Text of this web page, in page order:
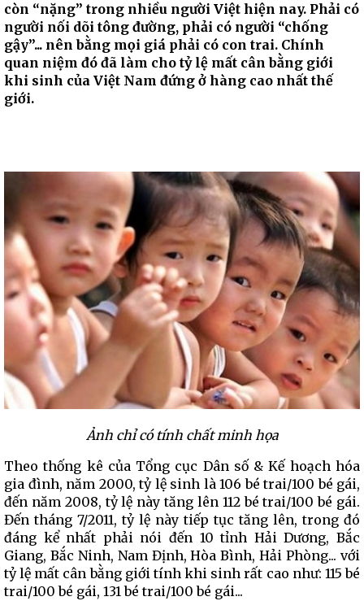
còn “nặng” trong nhiều người Việt hiện nay. Phải có
người nối dõi tông đường, phải có người “chống
gậy”... nên bằng mọi giá phải có con trai. Chính
quan niệm đó đã làm cho tỷ lệ mất cân bằng giới
khi sinh của Việt Nam đứng ở hàng cao nhất thế
giới.
Ảnh chỉ có tính chất minh họa
Theo thống kê của Tổng cục Dân số & Kế hoạch hóa
gia đình, năm 2000, tỷ lệ sinh là 106 bé trai/100 bé gái,
đến năm 2008, tỷ lệ này tăng lên 112 bé trai/100 bé gái.
Đến tháng 7/2011, tỷ lệ này tiếp tục tăng lên, trong đó
đáng kể nhất phải nói đến 10 tỉnh Hải Dương, Bắc
Giang, Bắc Ninh, Nam Định, Hòa Bình, Hải Phòng... với
tỷ lệ mất cân bằng giới tính khi sinh rất cao như: 115 bé
trai/100 bé gái, 131 bé trai/100 bé gái...